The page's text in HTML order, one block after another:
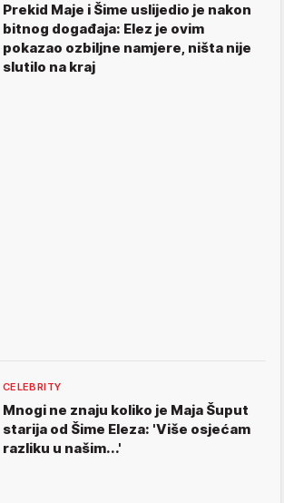
Prekid Maje i Šime uslijedio je nakon
bitnog događaja: Elez je ovim
pokazao ozbiljne namjere, ništa nije
slutilo na kraj
CELEBRITY
Mnogi ne znaju koliko je Maja Šuput
starija od Šime Eleza: 'Više osjećam
razliku u našim...'